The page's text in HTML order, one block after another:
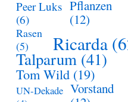
Peer Luks
(6)
Pflanzen
(12)
Rasen
(5)
Ricarda
Talparum (41)
Tom Wild (19)
UN-Dekade Vorstand